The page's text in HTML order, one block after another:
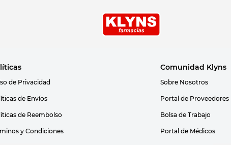
de Privacidad
de Envíos
de Reembolso
y Condiciones
Comunidad Klyns
Sobre Nosotros
Portal de Proveedores
Bolsa de Trabajo
Portal de Médicos